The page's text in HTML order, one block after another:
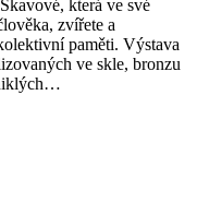
která ve své
zvířete a
paměti. Výstava
ve skle, bronzu